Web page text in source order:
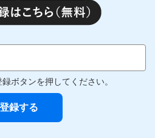
ボタンを押してください。